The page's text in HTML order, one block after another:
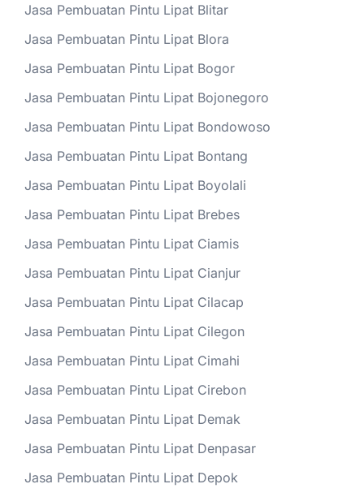
Jasa Pembuatan Pintu Lipat Blitar
Jasa Pembuatan Pintu Lipat Blora
Jasa Pembuatan Pintu Lipat Bogor
Jasa Pembuatan Pintu Lipat Bojonegoro
Jasa Pembuatan Pintu Lipat Bondowoso
Jasa Pembuatan Pintu Lipat Bontang
Jasa Pembuatan Pintu Lipat Boyolali
Jasa Pembuatan Pintu Lipat Brebes
Jasa Pembuatan Pintu Lipat Ciamis
Jasa Pembuatan Pintu Lipat Cianjur
Jasa Pembuatan Pintu Lipat Cilacap
Jasa Pembuatan Pintu Lipat Cilegon
Jasa Pembuatan Pintu Lipat Cimahi
Jasa Pembuatan Pintu Lipat Cirebon
Jasa Pembuatan Pintu Lipat Demak
Jasa Pembuatan Pintu Lipat Denpasar
Jasa Pembuatan Pintu Lipat Depok